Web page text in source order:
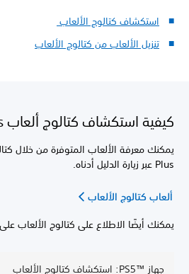
استكشاف كتالوج الألعاب
تنزيل الألعاب من كتالوج الألعاب
كيفية استكشاف كتالوج ألعاب PlayStation Plus
Plus عبر زيارة الدليل أدناه.
ألعاب كتالوج الألعاب
يمكنك أيضًا الاطلاع على كتالوج الألعاب
جهاز PS5™‎: استكشاف كتالوج الألعاب